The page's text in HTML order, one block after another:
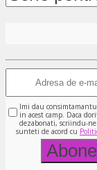
Imi dau
in acest camp. Daca
dezabonati, scriindu-ne
sunteti de acord cu